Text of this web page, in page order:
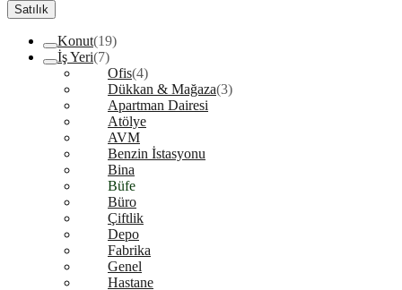
Satılık
Konut(19)
İş Yeri(7)
Ofis(4)
Dükkan & Mağaza(3)
Apartman Dairesi
Atölye
AVM
Benzin İstasyonu
Bina
Büfe
Büro
Çiftlik
Depo
Fabrika
Genel
Hastane